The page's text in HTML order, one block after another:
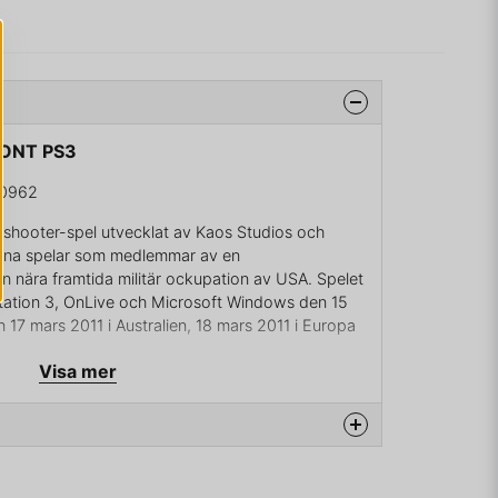
PS3
spel utvecklat av Kaos Studios och
spelar som medlemmar av en
nära framtida militär ockupation av USA. Spelet
3, OnLive och Microsoft Windows den 15
mars 2011 i Australien, 18 mars 2011 i Europa
bryter sönder världen i jakten på
kris som varat under femton år. Ett tidigare
hela infrastrukturen för förgjord. Förorter har nu
Visa mer
produkten...